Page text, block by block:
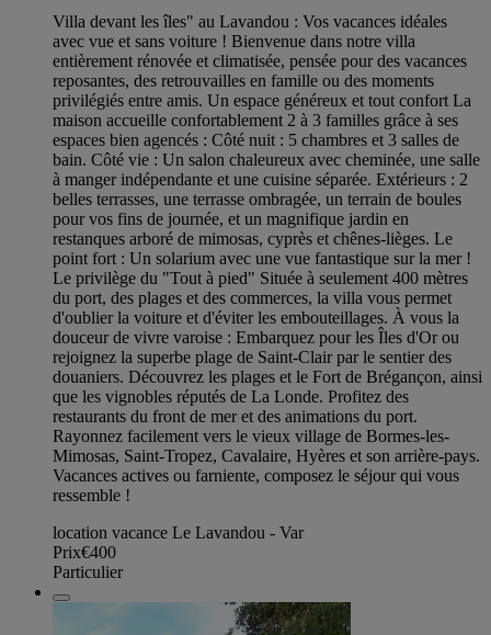
Villa devant les îles" au Lavandou : Vos vacances idéales
avec vue et sans voiture ! Bienvenue dans notre villa
entièrement rénovée et climatisée, pensée pour des vacances
reposantes, des retrouvailles en famille ou des moments
privilégiés entre amis. Un espace généreux et tout confort La
maison accueille confortablement 2 à 3 familles grâce à ses
espaces bien agencés : Côté nuit : 5 chambres et 3 salles de
bain. Côté vie : Un salon chaleureux avec cheminée, une salle
à manger indépendante et une cuisine séparée. Extérieurs : 2
belles terrasses, une terrasse ombragée, un terrain de boules
pour vos fins de journée, et un magnifique jardin en
restanques arboré de mimosas, cyprès et chênes-lièges. Le
point fort : Un solarium avec une vue fantastique sur la mer !
Le privilège du "Tout à pied" Située à seulement 400 mètres
du port, des plages et des commerces, la villa vous permet
d'oublier la voiture et d'éviter les embouteillages. À vous la
douceur de vivre varoise : Embarquez pour les Îles d'Or ou
rejoignez la superbe plage de Saint-Clair par le sentier des
douaniers. Découvrez les plages et le Fort de Brégançon, ainsi
que les vignobles réputés de La Londe. Profitez des
restaurants du front de mer et des animations du port.
Rayonnez facilement vers le vieux village de Bormes-les-
Mimosas, Saint-Tropez, Cavalaire, Hyères et son arrière-pays.
Vacances actives ou farniente, composez le séjour qui vous
ressemble !
location vacance Le Lavandou - Var
Prix€400
Particulier